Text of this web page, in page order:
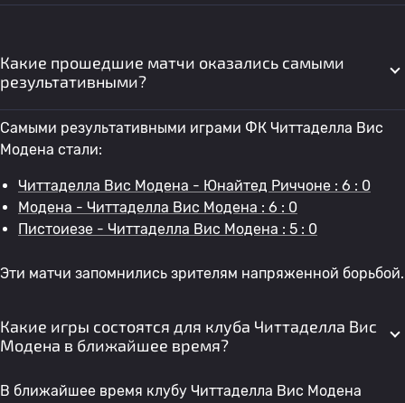
Какие прошедшие матчи оказались самыми
результативными?
Самыми результативными играми ФК Читтаделла Вис
Модена стали:
Читтаделла Вис Модена - Юнайтед Риччоне : 6 : 0
Модена - Читтаделла Вис Модена : 6 : 0
Пистоиезе - Читтаделла Вис Модена : 5 : 0
Эти матчи запомнились зрителям напряженной борьбой.
Какие игры состоятся для клуба Читтаделла Вис
Модена в ближайшее время?
В ближайшее время клубу Читтаделла Вис Модена